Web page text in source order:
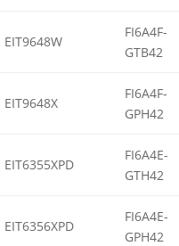
EIT9648W
FI6A4F-
GTB42
EIT9648X
FI6A4F-
GPH42
EIT6355XPD
FI6A4E-
GTH42
EIT6356XPD
FI6A4E-
GPH42